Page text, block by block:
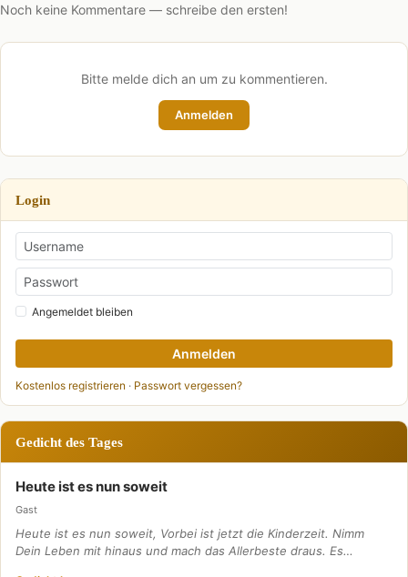
Noch keine Kommentare — schreibe den ersten!
Bitte melde dich an um zu kommentieren.
Anmelden
Login
Angemeldet bleiben
Anmelden
Kostenlos registrieren · Passwort vergessen?
Gedicht des Tages
Heute ist es nun soweit
Gast
Heute ist es nun soweit, Vorbei ist jetzt die Kinderzeit. Nimm
Dein Leben mit hinaus und mach das Allerbeste draus. Es…